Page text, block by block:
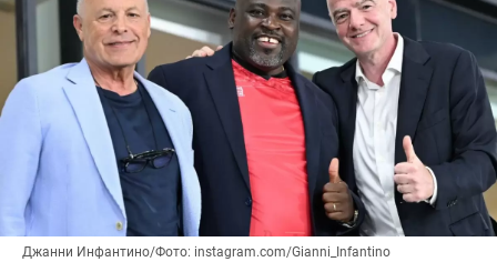
Джанни Инфантино/Фото: instagram.com/Gianni_Infantino